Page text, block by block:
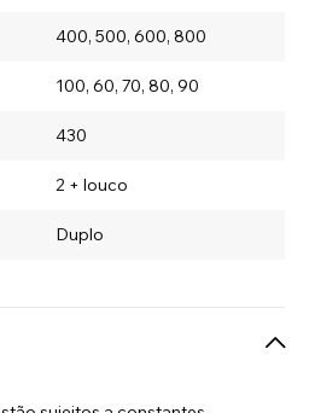
400, 500, 600, 800
100, 60, 70, 80, 90
430
2 + louco
Duplo